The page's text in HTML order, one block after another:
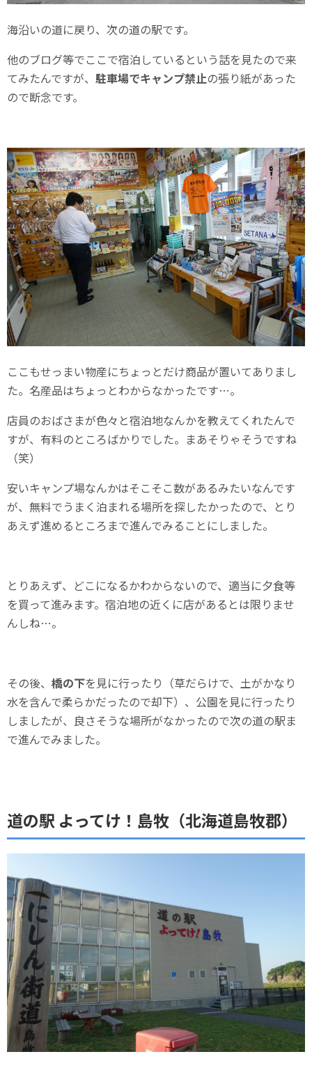
海沿いの道に戻り、次の道の駅です。
他のブログ等でここで宿泊しているという話を見たので来
てみたんですが、 駐車場でキャンプ禁止の張り紙があった
ので断念です。
ここもせっまい物産にちょっとだけ商品が置いてありまし
た。名産品はちょっとわからなかったです…。
店員のおばさまが色々と宿泊地なんかを教えてくれたんで
すが、有料のところばかりでした。まあそりゃそうですね
（笑）
安いキャンプ場なんかはそこそこ数があるみたいなんです
が、無料でうまく泊まれる場所を探したかったので、とり
あえず進めるところまで進んでみることにしました。
とりあえず、どこになるかわからないので、適当に夕食等
を買って進みます。宿泊地の近くに店があるとは限りませ
んしね…。
その後、 橋の下を見に行ったり（草だらけで、土がかなり
水を含んで柔らかだったので却下）、公園を見に行ったり
しましたが、良さそうな場所がなかったので次の道の駅ま
で進んでみました。
道の駅 よってけ！島牧（北海道島牧郡）